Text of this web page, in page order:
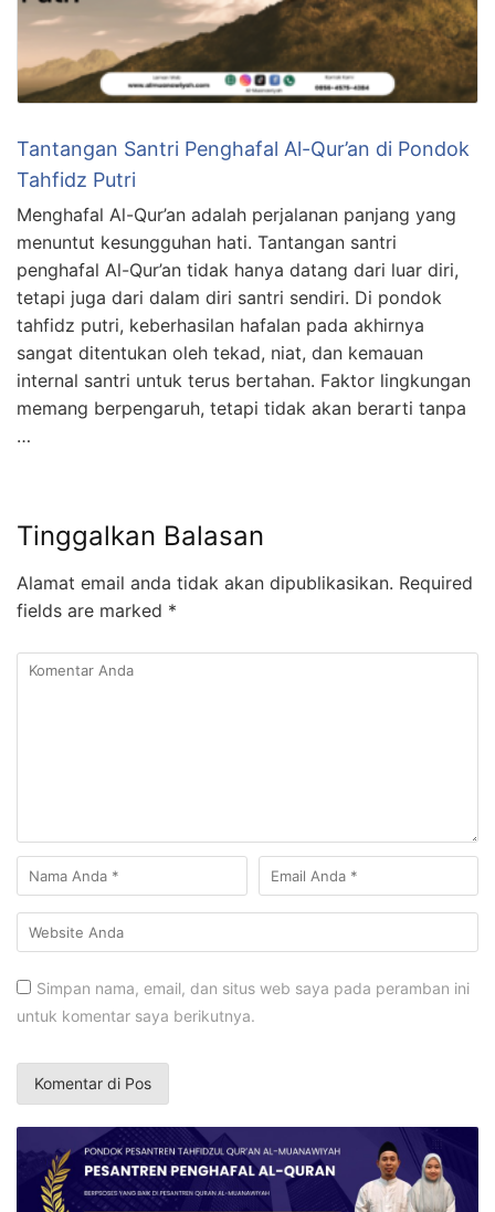
Tantangan Santri Penghafal Al-Qur’an di Pondok
Tahfidz Putri
Menghafal Al-Qur’an adalah perjalanan panjang yang
menuntut kesungguhan hati. Tantangan santri
penghafal Al-Qur’an tidak hanya datang dari luar diri,
tetapi juga dari dalam diri santri sendiri. Di pondok
tahfidz putri, keberhasilan hafalan pada akhirnya
sangat ditentukan oleh tekad, niat, dan kemauan
internal santri untuk terus bertahan. Faktor lingkungan
memang berpengaruh, tetapi tidak akan berarti tanpa
…
Tinggalkan Balasan
Alamat email anda tidak akan dipublikasikan. Required
fields are marked *
Simpan nama, email, dan situs web saya pada peramban ini
untuk komentar saya berikutnya.